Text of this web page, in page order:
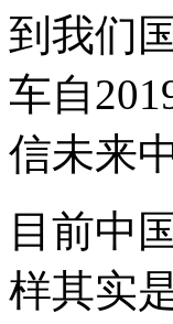
到我们
车自
信未来
目前中
样其实